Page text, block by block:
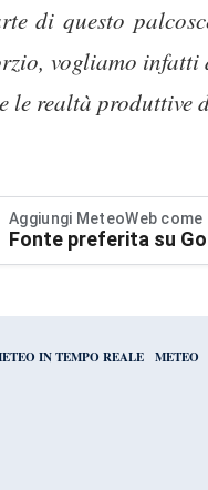
di questo
vogliamo
le realtà produttive
Aggiungi MeteoWeb come
Fonte preferita su
IN TEMPO REALE METEO